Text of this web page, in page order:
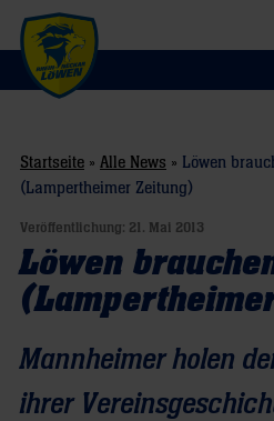
Startseite » Alle News » Löwen
(Lampertheimer Zeitung)
Veröffentlichung: 21. Mai 2013
Löwen
Mannheimer holen
ihrer